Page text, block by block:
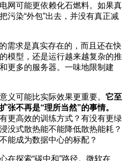
网可能更依赖化石燃料。如果真
污染“外包”出去，并没有真正减
需求是真实存在的，而且还在快
模型，还是运行越来越复杂的推
更多的服务器。一味地限制建
义可能比实际效果更重要。 它至
张不再是“理所当然”的事情。
更高效的训练方式？有没有更绿
没式散热能不能降低散热能耗？
能成为数据中心的标配？
在探索“碳中和”路径。微软在